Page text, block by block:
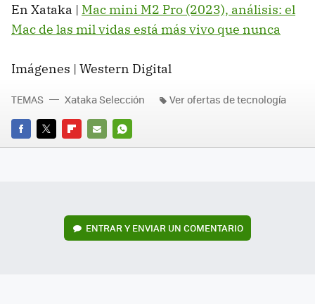
En Xataka | Mac mini M2 Pro (2023), análisis: el
Mac de las mil vidas está más vivo que nunca
Imágenes | Western Digital
FACEBOOK
TWITTERFLIPBOARD
E-
WHATSAPP
TEMAS Xataka Selección Ver ofertas de tecnología
ENTRAR Y ENVIAR UN COMENTARIO